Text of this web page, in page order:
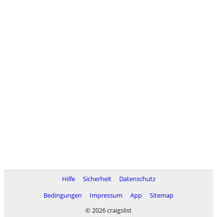
Hilfe Sicherheit
Datenschutz
Bedingungen
Impressum App
Sitemap
© 2026 craigslist